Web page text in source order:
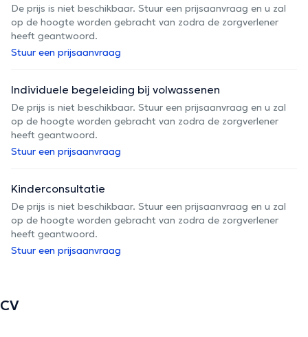
De prijs is niet beschikbaar. Stuur een prijsaanvraag en u zal
op de hoogte worden gebracht van zodra de zorgverlener
heeft geantwoord.
Stuur een prijsaanvraag
Individuele begeleiding bij volwassenen
De prijs is niet beschikbaar. Stuur een prijsaanvraag en u zal
op de hoogte worden gebracht van zodra de zorgverlener
heeft geantwoord.
Stuur een prijsaanvraag
Kinderconsultatie
De prijs is niet beschikbaar. Stuur een prijsaanvraag en u zal
op de hoogte worden gebracht van zodra de zorgverlener
heeft geantwoord.
Stuur een prijsaanvraag
CV